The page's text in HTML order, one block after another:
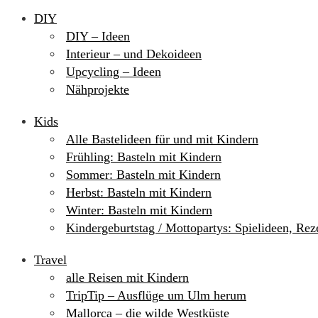
DIY
DIY – Ideen
Interieur – und Dekoideen
Upcycling – Ideen
Nähprojekte
Kids
Alle Bastelideen für und mit Kindern
Frühling: Basteln mit Kindern
Sommer: Basteln mit Kindern
Herbst: Basteln mit Kindern
Winter: Basteln mit Kindern
Kindergeburtstag / Mottopartys: Spielideen,
Travel
alle Reisen mit Kindern
TripTip – Ausflüge um Ulm herum
Mallorca – die wilde Westküste